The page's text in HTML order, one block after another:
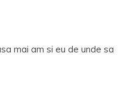
mai am si eu de unde sa